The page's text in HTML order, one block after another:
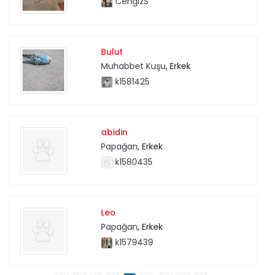
Bulut
Muhabbet Kuşu, Erkek
k1581425
abidin
Papağan, Erkek
k1580435
Leo
Papağan, Erkek
k1579439